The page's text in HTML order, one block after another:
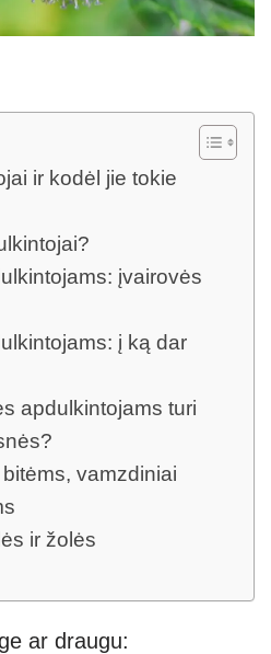
ir kodėl jie tokie
įvairovės
į ką dar
apdulkintojams turi
vamzdiniai
ir žolės
ar draugu: